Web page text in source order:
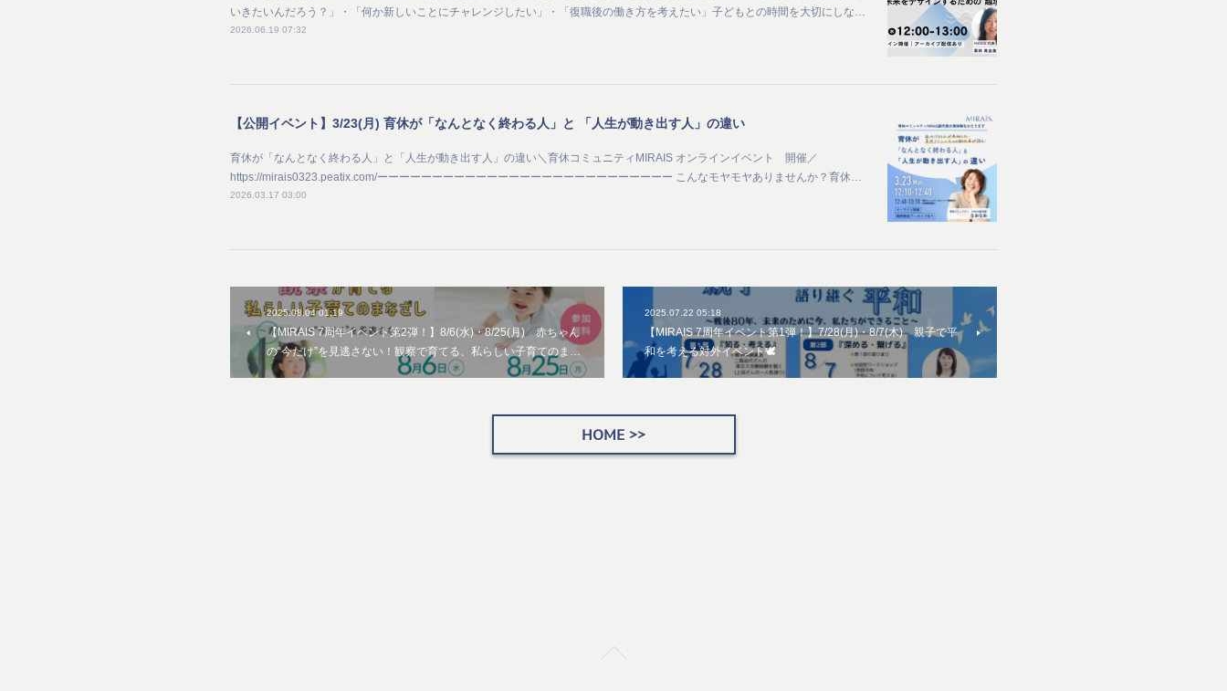
いきたいんだろう？」・「何か新しいことにチャレンジしたい」・「復職後の働き方を考えたい」子どもとの時間を大切にしな…
2026.06.19 07:32
【公開イベント】3/23(月) 育休が「なんとなく終わる人」と 「人生が動き出す人」の違い
育休が「なんとなく終わる人」と「人生が動き出す人」の違い＼育休コミュニティMIRAIS オンラインイベント 開催／
https://mirais0323.peatix.com/ーーーーーーーーーーーーーーーーーーーーーーーーーーー こんなモヤモヤありませんか？育休…
2026.03.17 03:00
2025.08.04 01:19
【MIRAIS 7周年イベント第2弾！】8/6(水)・8/25(月) 赤ちゃん
の“今だけ”を見逃さない！観察で育てる、私らしい子育てのま…
2025.07.22 05:18
【MIRAIS 7周年イベント第1弾！】7/28(月)・8/7(木) 親子で平
和を考える対外イベント🕊
HOME >>